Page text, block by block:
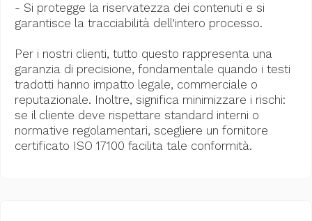
- Si protegge la riservatezza dei contenuti e si
garantisce la tracciabilità dell'intero processo.
Per i nostri clienti, tutto questo rappresenta una
garanzia di precisione, fondamentale quando i testi
tradotti hanno impatto legale, commerciale o
reputazionale. Inoltre, significa minimizzare i rischi:
se il cliente deve rispettare standard interni o
normative regolamentari, scegliere un fornitore
certificato ISO 17100 facilita tale conformità.